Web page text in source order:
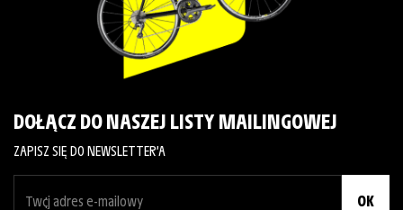
DOŁĄCZ DO NASZEJ LISTY MAILINGOWEJ
ZAPISZ SIĘ DO NEWSLETTER’A
OK